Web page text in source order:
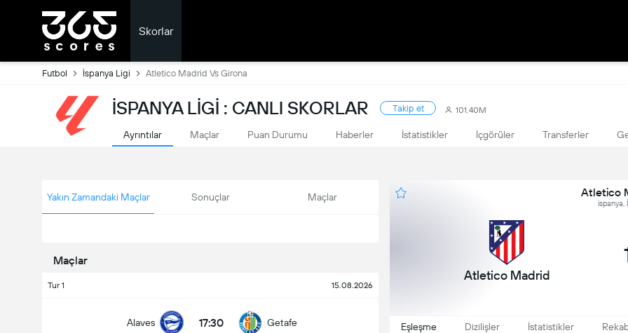
Skorlar
Futbol İspanya Ligi Atletico Madrid Vs Girona
İSPANYA LIGI : CANLI SKORLAR Takip et 101.40M
Ayrıntılar Maçlar Puan Durumu Haberler İstatistikler İçgörüler Transferler
Yakın Zamandaki Maçlar Sonuçlar Maçlar
Maçlar
Tur 1 15.08.2026
Alaves 17:30 Getafe
Atletico
ispanya,
Atletico Madrid
Eşleşme Dizilişler İstatistikler